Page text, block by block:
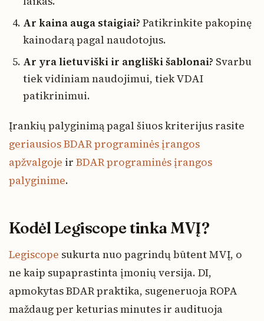
Ar kaina auga staigiai? Patikrinkite pakopinę
kainodarą pagal naudotojus.
Ar yra lietuviški ir angliški šablonai? Svarbu
tiek vidiniam naudojimui, tiek VDAI
patikrinimui.
Įrankių palyginimą pagal šiuos kriterijus rasite
geriausios BDAR programinės įrangos
apžvalgoje ir BDAR programinės įrangos
palyginime.
Kodėl Legiscope tinka MVĮ?
Legiscope sukurta nuo pagrindų būtent MVĮ, o
ne kaip supaprastinta įmonių versija. DI,
apmokytas BDAR praktika, sugeneruoja ROPA
maždaug per keturias minutes ir audituoja